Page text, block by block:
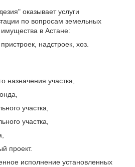
оказывает услуги
по вопросам земельных
в Астане:
надстроек, хоз.
назначения участка,
участка,
участка,
проект.
исполнение установленных